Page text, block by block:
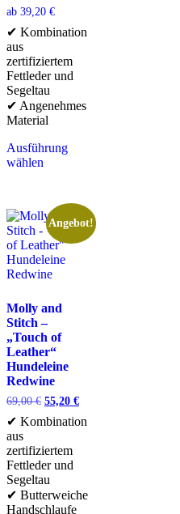
ab 39,20 €
✔ Kombination
aus
zertifiziertem
Fettleder und
Segeltau
✔ Angenehmes
Material
Ausführung
wählen
Angebot!
Molly and
Stitch –
„Touch of
Leather“
Hundeleine
Redwine
69,00€ 55,20 €
✔ Kombination
aus
zertifiziertem
Fettleder und
Segeltau
✔ Butterweiche
Handschlaufe